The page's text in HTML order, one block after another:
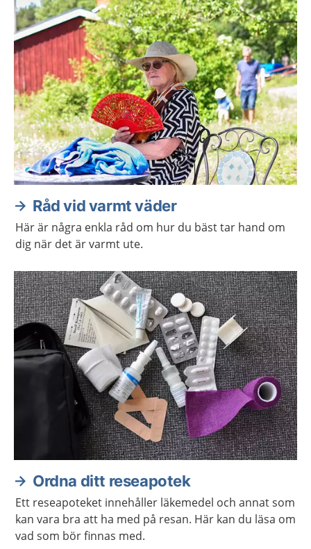
Råd vid varmt väder
Här är några enkla råd om hur du bäst tar hand om
dig när det är varmt ute.
Ordna ditt reseapotek
Ett reseapoteket innehåller läkemedel och annat som
kan vara bra att ha med på resan. Här kan du läsa om
vad som bör finnas med.